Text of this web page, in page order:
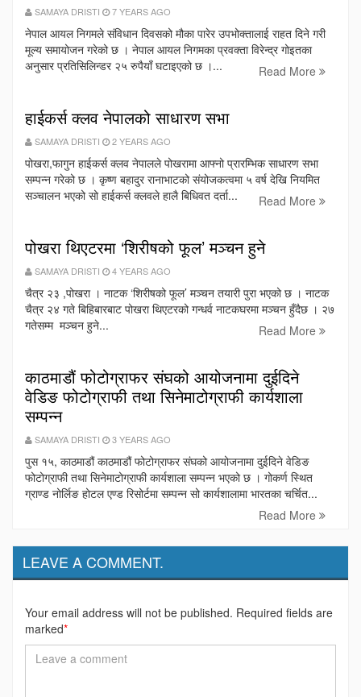
SAMAYA DRISTI 7 YEARS AGO
नेपाल आयल निगमले संविधान दिवसको मौका पारेर उपभोक्तालाई राहत दिने गरी
मूल्य समायोजन गरेको छ । नेपाल आयल निगमका प्रवक्ता विरेन्द्र गोइतका
अनुसार प्रतिसिलिन्डर २५ रुपैयाँ घटाइएको छ ।...
Read More
हाईकर्स क्लव नेपालको साधारण सभा
SAMAYA DRISTI 2 YEARS AGO
पोखरा,फागुन हाईकर्स क्लव नेपालले पोखरामा आफ्नो प्रारम्भिक साधारण सभा
सम्पन्न गरेको छ । कृष्ण बहादुर रानाभाटको संयोजकत्वमा ५ वर्ष देखि नियमित
सञ्चालन भएको सो हाईकर्स क्लवले हालै बिधिवत दर्ता...
Read More
पोखरा थिएटरमा ‘शिरीषको फूल’ मञ्चन हुने
SAMAYA DRISTI 4 YEARS AGO
चैत्र २३ ,पोखरा । नाटक ‘शिरीषको फूल’ मञ्चन तयारी पुरा भएको छ । नाटक
चैत्र २४ गते बिहिबारबाट पोखरा थिएटरको गन्धर्व नाटकघरमा मञ्चन हुँदैछ । २७
गतेसम्म मञ्चन हुने...
Read More
काठमाडौं फोटोग्राफर संघको आयोजनामा दुईदिने
वेडिङ फोटोग्राफी तथा सिनेमाटोग्राफी कार्यशाला
सम्पन्न
SAMAYA DRISTI 3 YEARS AGO
पुस १५, काठमाडौं काठमाडौं फोटोग्राफर संघको आयोजनामा दुईदिने वेडिङ
फोटोग्राफी तथा सिनेमाटोग्राफी कार्यशाला सम्पन्न भएको छ । गोकर्ण स्थित
ग्राण्ड नोर्लिङ होटल एण्ड रिसोर्टमा सम्पन्न सो कार्यशालामा भारतका चर्चित...
Read More
LEAVE A COMMENT.
Your email address will not be published. Required fields are
marked*